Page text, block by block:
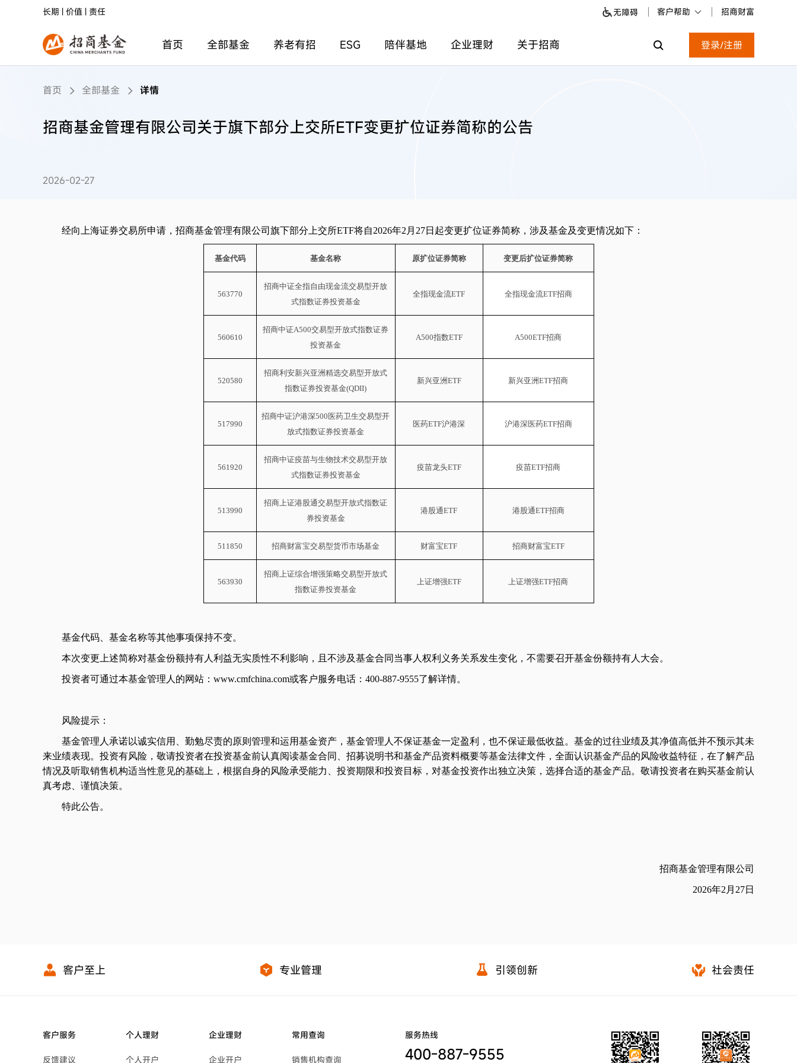
长期 | 价值 | 责任 无障碍 客户帮助 招商财富
登录/注册
首页 全部基金 养老有招 ESG 陪伴基地 企业理财 关于招商
首页 全部基金 详情
招商基金管理有限公司关于旗下部分上交所ETF变更扩位证券简称的公告
2026-02-27
经向上海证券交易所申请，招商基金管理有限公司旗下部分上交所ETF将自2026年2 月 27日起变更扩位证券简称，涉及基金及变更情况如下：
基金代码 基金名称 原扩位证券简称 变更后扩位证券简称
563770
招商中证全指自由现金流交易型开放
式指数证券投资基金
全指现金流ETF 全指现金流ETF招商
560610
招商中证A500交易型开放式指数证券
投资基金
A500指数ETF A500ETF招商
520580
招商利安新兴亚洲精选交易型开放式
指数证券投资基金(QDII)
新兴亚洲ETF 新兴亚洲ETF招商
517990
招商中证沪港深500医药卫生交易型开
放式指数证券投资基金
医药ETF沪港深 沪港深医药ETF招商
561920
招商中证疫苗与生物技术交易型开放
式指数证券投资基金
疫苗龙头ETF 疫苗ETF招商
513990
招商上证港股通交易型开放式指数证
券投资基金
港股通ETF 港股通ETF招商
511850 招商财富宝交易型货币市场基金 财富宝ETF 招商财富宝ETF
563930
招商上证综合增强策略交易型开放式
指数证券投资基金
上证增强ETF 上证增强ETF招商
基金代码、基金名称等其他事项保持不变。
本次变更上述简称对基金份额持有人利益无实质性不利影响，且不涉及基金合同当事人权利义务关系发生变化，不需要召开基金份额持有人大会。
投资者可通过本基金管理人的网站： www.cmfchina.com或客户服务电话： 400-887-9555了解详情。
风险提示：
基金管理人承诺以诚实信用、勤勉尽责的原则管理和运用基金资产，基金管理人不保证基金一定盈利，也不保证最低收益。基金的过往业绩及其净值高低并不预示其未
来业绩表现。投资有风险，敬请投资者在投资基金前认真阅读基金合同、招募说明书和基金产品资料概要等基金法律文件，全面认识基金产品的风险收益特征，在了解产品
情况及听取销售机构适当性意见的基础上，根据自身的风险承受能力、投资期限和投资目标，对基金投资作出独立决策，选择合适的基金产品。敬请投资者在购买基金前认
真考虑、谨慎决策。
特此公告。
招商基金管理有限公司
2026年2 月 27日
客户至上 专业管理 引领创新 社会责任
客户服务
反馈建议
个人理财
个人开户
企业理财
企业开户
常用查询
销售机构查询
服务热线
400-887-9555